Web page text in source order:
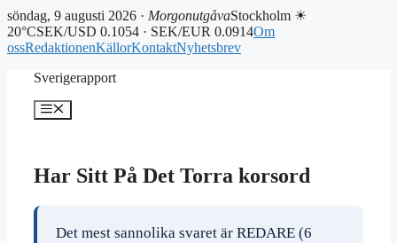
söndag, 9 augusti 2026 · MorgonutgåvaStockholm ☀
20°CSEK/USD 0.1054 · SEK/EUR 0.0914Om
ossRedaktionenKällorKontaktNyhetsbrev
Sverigerapport
Meny
Har Sitt På Det Torra korsord
Det mest sannolika svaret är REDARE (6